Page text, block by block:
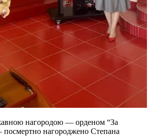
нагородою — орденом “За
посмертно нагороджено Степана